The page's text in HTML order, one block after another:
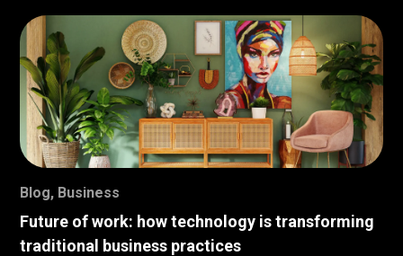
Blog, Business
Future of work: how technology is transforming
traditional business practices